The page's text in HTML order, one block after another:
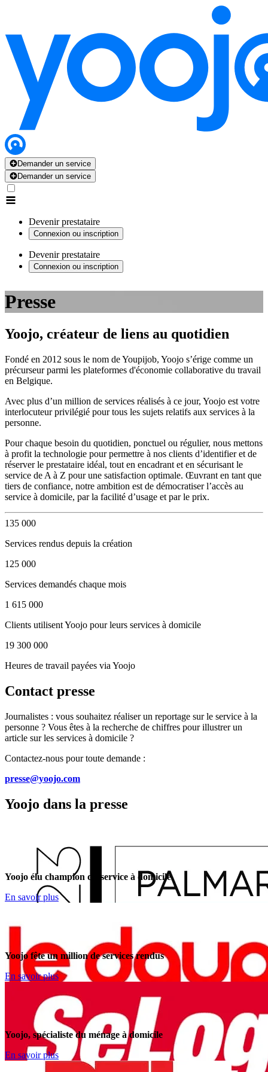
Demander un service
Demander un service
Devenir prestataire
Connexion ou inscription
Devenir prestataire
Connexion ou inscription
Presse
Yoojo, créateur de liens au quotidien
Fondé en 2012 sous le nom de Youpijob, Yoojo s’érige comme un
précurseur parmi les plateformes d'économie collaborative du travail
en Belgique.
Avec plus d’un million de services réalisés à ce jour, Yoojo est votre
interlocuteur privilégié pour tous les sujets relatifs aux services à la
personne.
Pour chaque besoin du quotidien, ponctuel ou régulier, nous mettons
à profit la technologie pour permettre à nos clients d’identifier et de
réserver le prestataire idéal, tout en encadrant et en sécurisant le
service de A à Z pour une satisfaction optimale. Œuvrant en tant que
tiers de confiance, notre ambition est de démocratiser l’accès au
service à domicile, par la facilité d’usage et par le prix.
135 000
Services rendus depuis la création
125 000
Services demandés chaque mois
1 615 000
Clients utilisent Yoojo pour leurs services à domicile
19 300 000
Heures de travail payées via Yoojo
Contact presse
Journalistes : vous souhaitez réaliser un reportage sur le service à la
personne ? Vous êtes à la recherche de chiffres pour illustrer un
article sur les services à domicile ?
Contactez-nous pour toute demande :
presse@yoojo.com
Yoojo dans la presse
Yoojo élu champion du service à domicile
En savoir plus
Yoojo fête un million de services rendus
En savoir plus
Yoojo, spécialiste du ménage à domicile
En savoir plus